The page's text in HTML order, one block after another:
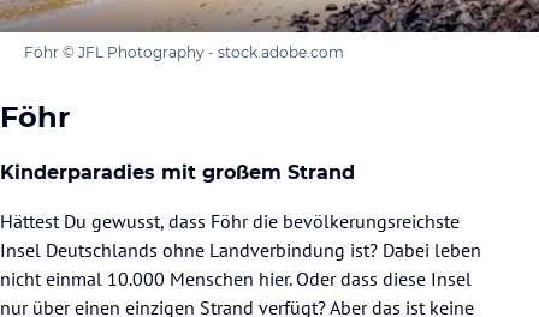
Föhr © JFL Photography - stock.adobe.com
Föhr
Kinderparadies mit großem Strand
Hättest Du gewusst, dass Föhr die bevölkerungsreichste
Insel Deutschlands ohne Landverbindung ist? Dabei leben
nicht einmal 10.000 Menschen hier. Oder dass diese Insel
nur über einen einzigen Strand verfügt? Aber das ist keine